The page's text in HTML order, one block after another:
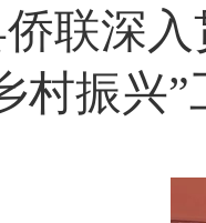
联深
村振兴